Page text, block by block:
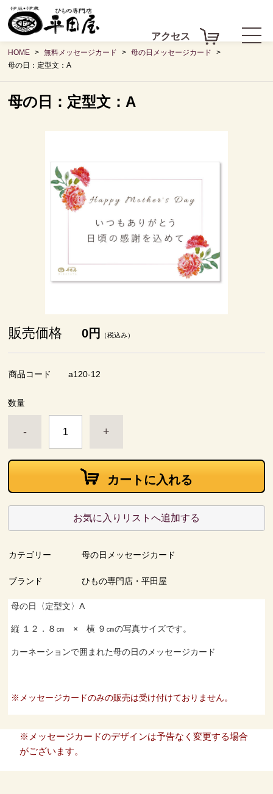
アクセス
HOME 無料メッセージカード
母の日メッセージカード
母の日：定型文：A
母の日：定型文：A
販売価格 0円 （税込み）
商品コード a120-12
数量
- +
カートに入れる
お気に入りリストへ追加する
カテゴリー 母の日メッセージカード
ブランド ひもの専門店・平田屋
母の日〈定型文〉A
縦 １２．８㎝ × 横 ９㎝の写真サイズです。
カーネーションで囲まれた母の日のメッセージカード
※メッセージカードのみの販売は受け付けておりません。
※メッセージカードのデザインは予告なく変更する場合
がございます。